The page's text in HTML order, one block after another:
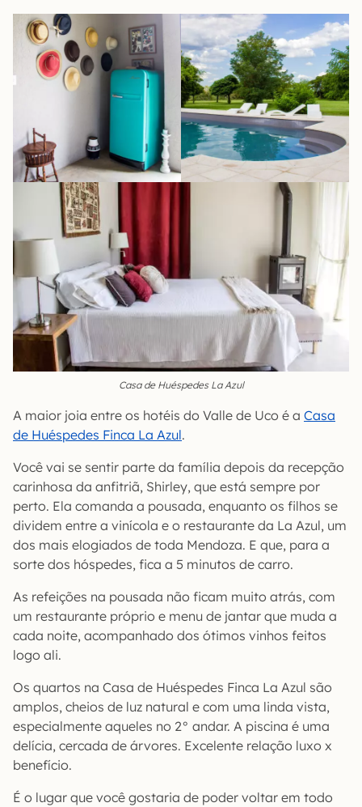
Casa de Huéspedes La Azul
A maior joia entre os hotéis do Valle de Uco é a Casa
de Huéspedes Finca La Azul.
Você vai se sentir parte da família depois da recepção
carinhosa da anfitriã, Shirley, que está sempre por
perto. Ela comanda a pousada, enquanto os filhos se
dividem entre a vinícola e o restaurante da La Azul, um
dos mais elogiados de toda Mendoza. E que, para a
sorte dos hóspedes, fica a 5 minutos de carro.
As refeições na pousada não ficam muito atrás, com
um restaurante próprio e menu de jantar que muda a
cada noite, acompanhado dos ótimos vinhos feitos
logo ali.
Os quartos na Casa de Huéspedes Finca La Azul são
amplos, cheios de luz natural e com uma linda vista,
especialmente aqueles no 2° andar. A piscina é uma
delícia, cercada de árvores. Excelente relação luxo x
benefício.
É o lugar que você gostaria de poder voltar em todo